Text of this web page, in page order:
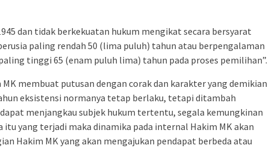
dan tidak berkekuatan hukum mengikat secara bersyarat
paling rendah 50 (lima puluh) tahun atau berpengalaman
tinggi 65 (enam puluh lima) tahun pada proses pemilihan”.
membuat putusan dengan corak dan karakter yang demikian
eksistensi normanya tetap berlaku, tetapi ditambah
menjangkau subjek hukum tertentu, segala kemungkinan
itu yang terjadi maka dinamika pada internal Hakim MK akan
Hakim MK yang akan mengajukan pendapat berbeda atau